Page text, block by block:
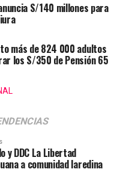
S/140 millones para
más de 824 000 adultos
los S/350 de Pensión 65
y DDC La Libertad
a comunidad laredina